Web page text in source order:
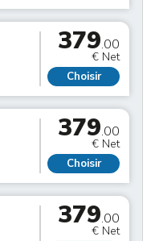
379.00
€ Net
Choisir
379.00
€ Net
Choisir
379.00
€ Net